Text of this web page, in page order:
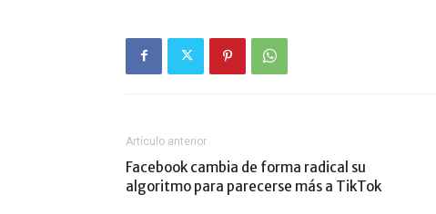
Artículo anterior
Facebook cambia de forma radical su
algoritmo para parecerse más a TikTok